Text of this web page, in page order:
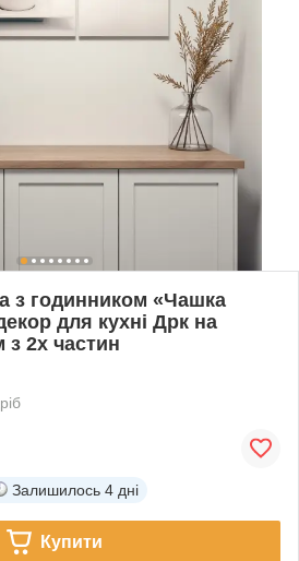
з годинником «Чашка
для кухні Дрк на
з 2х частин
Залишилось 4 дні
Купити